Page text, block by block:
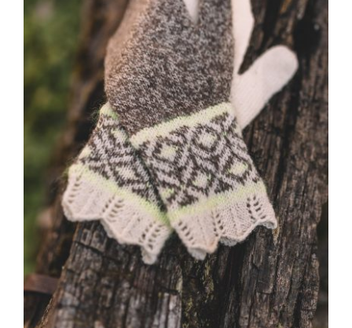
Contacto
Newsletter
Carrito
Mi cuenta